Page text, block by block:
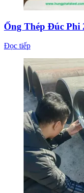
Ống Thép Đúc Phi
Đọc tiếp